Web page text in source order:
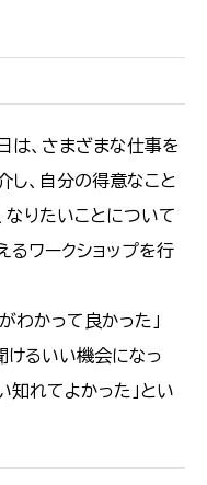
は、さまざまな仕事を
し、自分の得意なこと
なりたいことについて
るワークショップを行
わかって良かった」
けるいい機会になっ
知れてよかった」とい